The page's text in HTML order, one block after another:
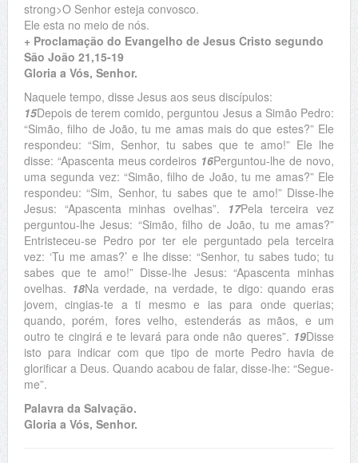
strong>O Senhor esteja convosco.
Ele esta no meio de nós.
+ Proclamação do Evangelho de Jesus Cristo segundo
São João 21,15-19
Gloria a Vós, Senhor.
Naquele tempo, disse Jesus aos seus discípulos:
15Depois de terem comido, perguntou Jesus a Simão Pedro:
“Simão, filho de João, tu me amas mais do que estes?” Ele
respondeu: “Sim, Senhor, tu sabes que te amo!” Ele lhe
disse: “Apascenta meus cordeiros 16Perguntou-lhe de novo,
uma segunda vez: “Simão, filho de João, tu me amas?” Ele
respondeu: “Sim, Senhor, tu sabes que te amo!” Disse-lhe
Jesus: “Apascenta minhas ovelhas”.
17Pela terceira vez
perguntou-lhe Jesus: “Simão, filho de João, tu me amas?”
Entristeceu-se Pedro por ter ele perguntado pela terceira
vez: ‘Tu me amas?’ e lhe disse: “Senhor, tu sabes tudo; tu
sabes que te amo!” Disse-lhe Jesus: “Apascenta minhas
ovelhas. 18Na verdade, na verdade, te digo: quando eras
jovem, cingias-te a ti mesmo e ias para onde querias;
quando, porém, fores velho, estenderás as mãos, e um
outro te cingirá e te levará para onde não queres”. 19Disse
isto para indicar com que tipo de morte Pedro havia de
glorificar a Deus. Quando acabou de falar, disse-lhe: “Segue-
me”.
Palavra da Salvação.
Gloria a Vós, Senhor.